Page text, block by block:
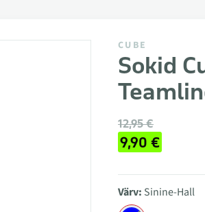
CUBE
Sokid
12,95 €
9,90 €
Värv: Sinine-Hall